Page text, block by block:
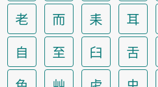
老
而 耒 耳
自
至 臼 舌